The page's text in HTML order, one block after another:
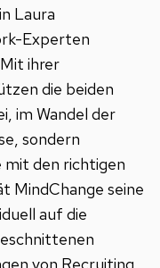
Laura
Experten
ihrer
die beiden
im Wandel der
sondern
mit den richtigen
MindChange seine
auf die
von Recruiting